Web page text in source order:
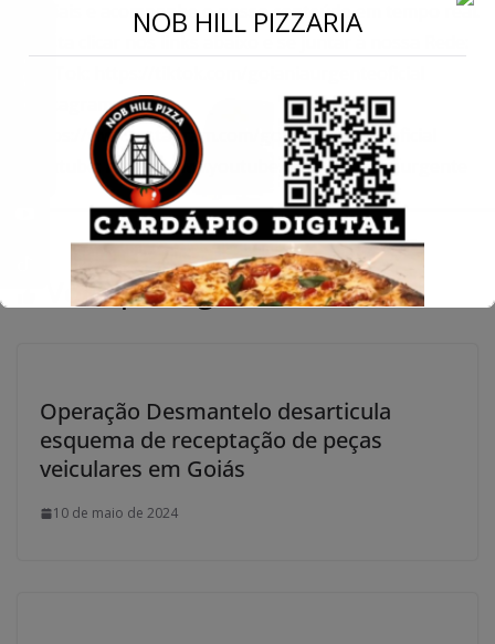
sociais e acompanhe o nosso conteúdo em tempo real.
Instagram:
https://www.instagram.com/goianiaurgenteoficial
Youtube: https://www.youtube.com/@goianiaurgente
Você pode gostar também
Operação Desmantelo desarticula
esquema de receptação de peças
veiculares em Goiás
10 de maio de 2024
NOB HILL PIZZARIA